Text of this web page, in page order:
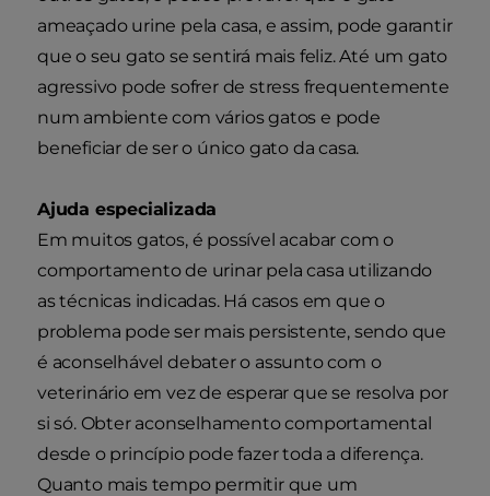
ameaçado urine pela casa, e assim, pode garantir
que o seu gato se sentirá mais feliz. Até um gato
agressivo pode sofrer de stress frequentemente
num ambiente com vários gatos e pode
beneficiar de ser o único gato da casa.
Ajuda especializada
Em muitos gatos, é possível acabar com o
comportamento de urinar pela casa utilizando
as técnicas indicadas. Há casos em que o
problema pode ser mais persistente, sendo que
é aconselhável debater o assunto com o
veterinário em vez de esperar que se resolva por
si só. Obter aconselhamento comportamental
desde o princípio pode fazer toda a diferença.
Quanto mais tempo permitir que um